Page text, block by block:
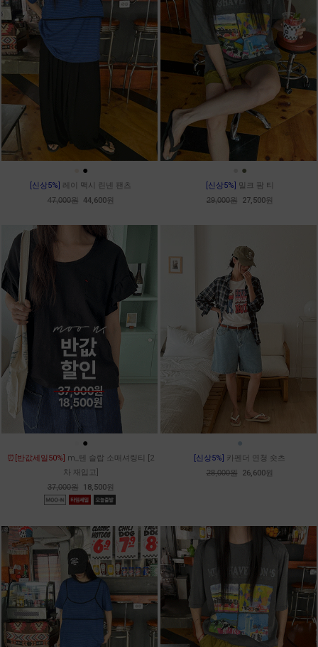
●
[신상5%] 레이 맥시 린넨 팬츠
47,000원 44,600원
●
[신상5%] 밀크 팜 티
29,000원 27,500원
●
⏰[반값세일50%] m_텐 슬랍 소매셔링티 [2
차 재입고]
37,000원 18,500원
●
[신상5%] 카펜더 연청 숏츠
28,000원 26,600원